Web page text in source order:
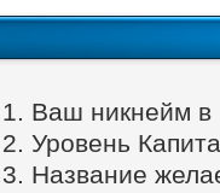
1. Ваш никнейм в
2. Уровень
3. Название